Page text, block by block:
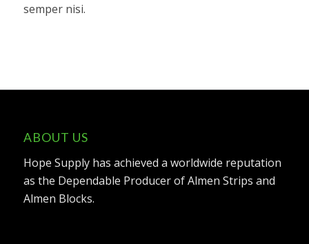
semper nisi.
ABOUT US
Hope Supply has achieved a worldwide reputation
as the Dependable Producer of Almen Strips and
Almen Blocks.